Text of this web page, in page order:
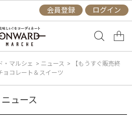
会員登録 ログイン
・マルシェ > ニュース >
【もうすぐ販売終
ョコレート＆スイーツ
ニュース